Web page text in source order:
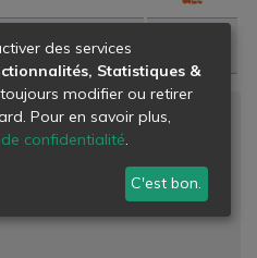
des services
Statistiques &
modifier ou retirer
Pour en savoir plus,
confidentialité.
C'est bon.